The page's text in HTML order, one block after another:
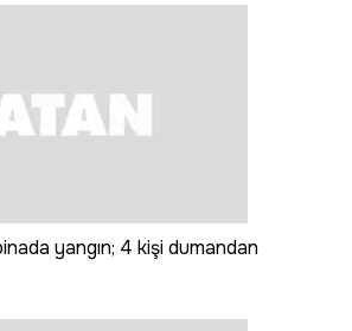
yangın; 4 kişi dumandan